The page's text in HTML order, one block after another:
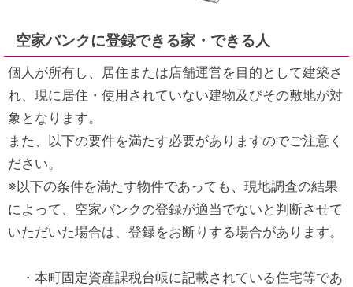
空家バンクに登録できる家・できる人
個人が所有し、居住または店舗運営を目的として建築さ
れ、現に居住・使用されていない建物及びその敷地が対
象となります。
また、以下の要件を満たす必要がありますのでご注意く
ださい。
※以下の条件を満たす物件であっても、現地調査の結果
によって、空家バンクの登録が適当でないと判断させて
いただいた場合は、登録をお断りする場合があります。
・本町固定資産課税台帳に記載されている住宅等であ